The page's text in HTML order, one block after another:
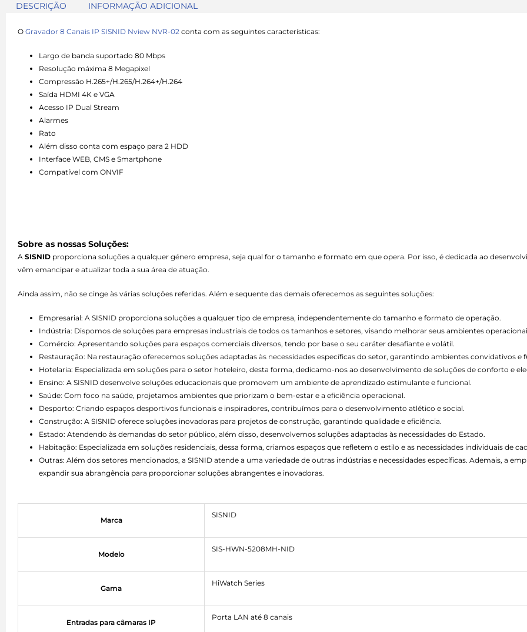
DESCRIÇÃO INFORMAÇÃO ADICIONAL
O Gravador 8 Canais IP SISNID Nview NVR-02 conta com as seguintes características:
Largo de banda suportado 80 Mbps
Resolução máxima 8 Megapixel
Compressão H.265+/H.265/H.264+/H.264
Saída HDMI 4K e VGA
Acesso IP Dual Stream
Alarmes
Rato
Além disso conta com espaço para 2 HDD
Interface WEB, CMS e Smartphone
Compatível com ONVIF
Sobre as nossas Soluções:
A SISNID proporciona soluções a qualquer género empresa, seja qual for o tamanho e formato em que opera. Por isso, é dedicada ao
vêm emancipar e atualizar toda a sua área de atuação.
Ainda assim, não se cinge às várias soluções referidas. Além e sequente das demais oferecemos as seguintes soluções:
Empresarial: A SISNID proporciona soluções a qualquer tipo de empresa, independentemente do tamanho e formato de operação.
Indústria: Dispomos de soluções para empresas industriais de todos os tamanhos e setores, visando melhorar seus ambientes
Comércio: Apresentando soluções para espaços comerciais diversos, tendo por base o seu caráter desafiante e volátil.
Restauração: Na restauração oferecemos soluções adaptadas às necessidades específicas do setor, garantindo ambientes convidativos e
Hotelaria: Especializada em soluções para o setor hoteleiro, desta forma, dedicamo-nos ao desenvolvimento de soluções de conforto e
Ensino: A SISNID desenvolve soluções educacionais que promovem um ambiente de aprendizado estimulante e funcional.
Saúde: Com foco na saúde, projetamos ambientes que priorizam o bem-estar e a eficiência operacional.
Desporto: Criando espaços desportivos funcionais e inspiradores, contribuímos para o desenvolvimento atlético e social.
Construção: A SISNID oferece soluções inovadoras para projetos de construção, garantindo qualidade e eficiência.
Estado: Atendendo às demandas do setor público, além disso, desenvolvemos soluções adaptadas às necessidades do Estado.
Habitação: Especializada em soluções residenciais, dessa forma, criamos espaços que refletem o estilo e as necessidades individuais de
Outras: Além dos setores mencionados, a SISNID atende a uma variedade de outras indústrias e necessidades específicas. Ademais, a
expandir sua abrangência para proporcionar soluções abrangentes e inovadoras.
Marca
SISNID
Modelo
SIS-HWN-5208MH-NID
Gama
HiWatch Series
Entradas para câmaras IP
Porta LAN até 8 canais